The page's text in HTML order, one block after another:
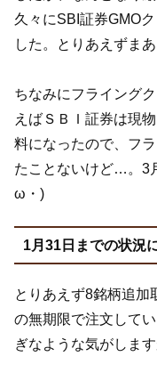
久々にSBI証券GMO
した。とりあえずま
ちなみにフライング
えばＳＢＩ証券は現
料になったので、フ
たことないけど…。3
ω・)
1月31日までの状況
とりあえず8銘柄追加
の無期限で注文して
ぎなような気がしま